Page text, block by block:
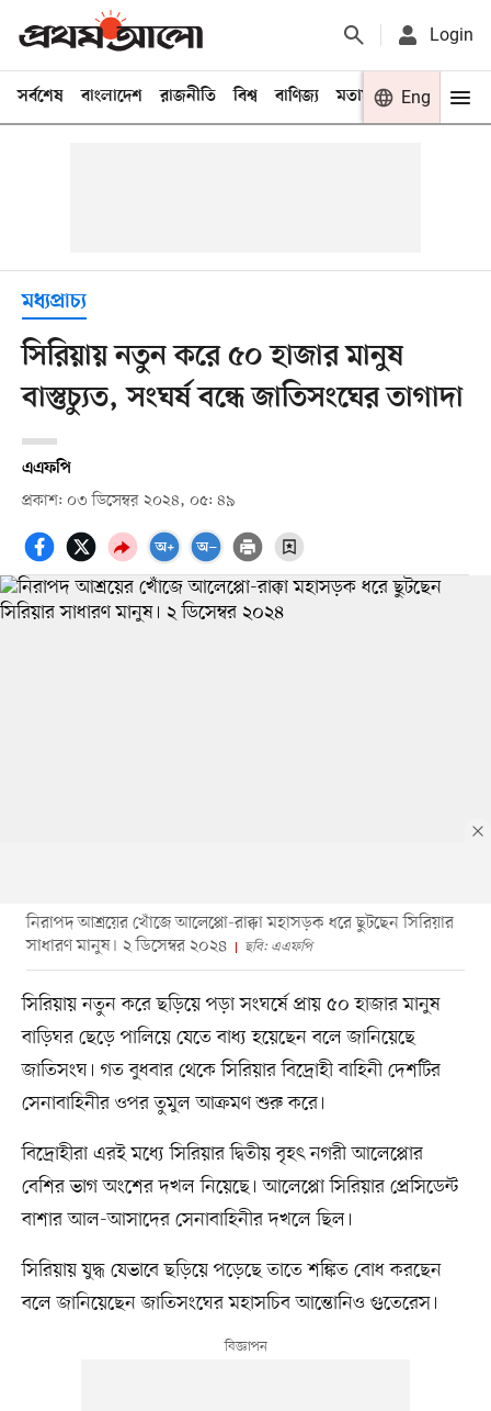
Login
সর্বশেষ বাংলাদেশ রাজনীতি বিশ্ব বাণিজ্য মতামত খেলা
Eng
মধ্যপ্রাচ্য
সিরিয়ায় নতুন করে ৫০ হাজার মানুষ
বাস্তুচ্যুত, সংঘর্ষ বন্ধে জাতিসংঘের তাগাদা
এএফপি
প্রকাশ: ০৩ ডিসেম্বর ২০২৪, ০৫: ৪৯
নিরাপদ আশ্রয়ের খোঁজে আলেপ্পো-রাক্কা মহাসড়ক ধরে ছুটছেন সিরিয়ার
সাধারণ মানুষ। ২ ডিসেম্বর ২০২৪
ছবি: এএফপি
সিরিয়ায় নতুন করে ছড়িয়ে পড়া সংঘর্ষে প্রায় ৫০ হাজার মানুষ
বাড়িঘর ছেড়ে পালিয়ে যেতে বাধ্য হয়েছেন বলে জানিয়েছে
জাতিসংঘ। গত বুধবার থেকে সিরিয়ার বিদ্রোহী বাহিনী দেশটির
সেনাবাহিনীর ওপর তুমুল আক্রমণ শুরু করে।
বিদ্রোহীরা এরই মধ্যে সিরিয়ার দ্বিতীয় বৃহৎ নগরী আলেপ্পোর
বেশির ভাগ অংশের দখল নিয়েছে। আলেপ্পো সিরিয়ার প্রেসিডেন্ট
বাশার আল-আসাদের সেনাবাহিনীর দখলে ছিল।
সিরিয়ায় যুদ্ধ যেভাবে ছড়িয়ে পড়েছে তাতে শঙ্কিত বোধ করছেন
বলে জানিয়েছেন জাতিসংঘের মহাসচিব আন্তোনিও গুতেরেস।